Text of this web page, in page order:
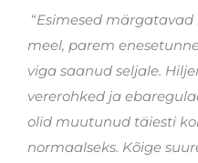
“Esimesed
meel, parem
viga saanud seljale.
vererohked ja
olid muutunud täiesti
normaalseks. Kõige